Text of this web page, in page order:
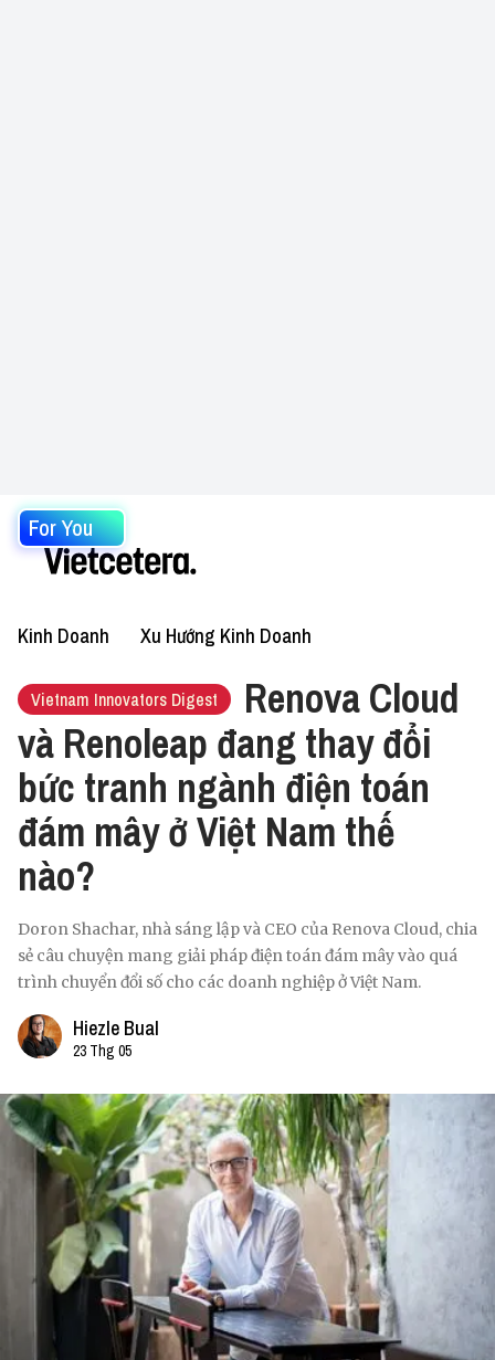
For You
Kinh Doanh Xu Hướng Kinh Doanh
Vietnam Innovators Digest
Renova Cloud
và Renoleap đang thay đổi
bức tranh ngành điện toán
đám mây ở Việt Nam thế
nào?
Doron Shachar, nhà sáng lập và CEO của Renova Cloud, chia
sẻ câu chuyện mang giải pháp điện toán đám mây vào quá
trình chuyển đổi số cho các doanh nghiệp ở Việt Nam.
Hiezle Bual
23 Thg 05